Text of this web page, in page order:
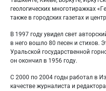
геологических многотиражках
также в городских газетах и
В 1997 году увидел свет
в него вошло 80 песен и стихов.
Уральской государственной
он окончил в 1956 году.
С 2000 по 2004 годы работал в
качестве журналиста и